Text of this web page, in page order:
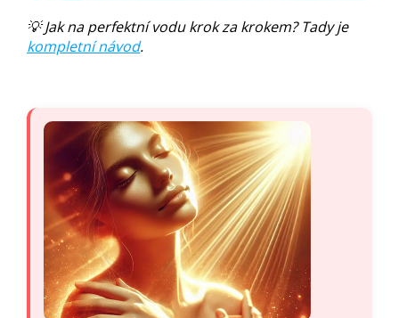
💡 Jak na perfektní vodu krok za krokem? Tady je
kompletní návod.